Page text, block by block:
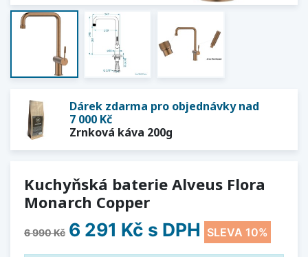
Dárek zdarma pro objednávky nad
7 000 Kč
Zrnková káva 200g
Kuchyňská baterie Alveus Flora
Monarch Copper
6 990 Kč 6 291 Kč s DPH SLEVA 10%